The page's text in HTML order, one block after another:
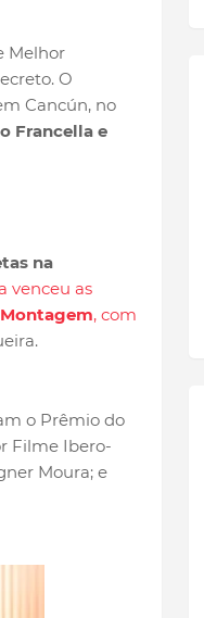
Melhor
O
Cancún, no
Francella e
na
venceu as
, com
o Prêmio do
Filme Ibero-
Moura; e